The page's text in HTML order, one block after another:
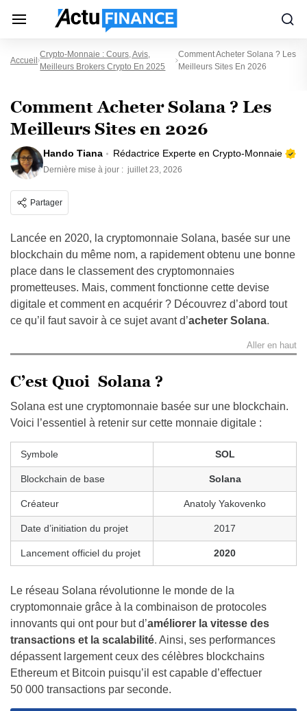
Accueil
Crypto-Monnaie : Cours, Avis,
Meilleurs Brokers Crypto En 2025
Comment Acheter Solana ? Les
Meilleurs Sites En 2026
Comment Acheter Solana ? Les
Meilleurs Sites en 2026
Hando Tiana Rédactrice Experte en Crypto-Monnaie
Dernière mise à jour : juillet 23, 2026
Partager
Lancée en 2020, la cryptomonnaie Solana, basée sur une
blockchain du même nom, a rapidement obtenu une bonne
place dans le classement des cryptomonnaies
prometteuses. Mais, comment fonctionne cette devise
digitale et comment en acquérir ? Découvrez d’abord tout
ce qu’il faut savoir à ce sujet avant d’acheter Solana.
Aller en haut
C’est Quoi Solana ?
Solana est une cryptomonnaie basée sur une blockchain.
Voici l’essentiel à retenir sur cette monnaie digitale :
Symbole SOL
Blockchain de base Solana
Créateur Anatoly Yakovenko
Date d’initiation du projet 2017
Lancement officiel du projet 2020
Le réseau Solana révolutionne le monde de la
cryptomonnaie grâce à la combinaison de protocoles
innovants qui ont pour but d’améliorer la vitesse des
transactions et la scalabilité. Ainsi, ses performances
dépassent largement ceux des célèbres blockchains
Ethereum et Bitcoin puisqu’il est capable d’effectuer
50 000 transactions par seconde.